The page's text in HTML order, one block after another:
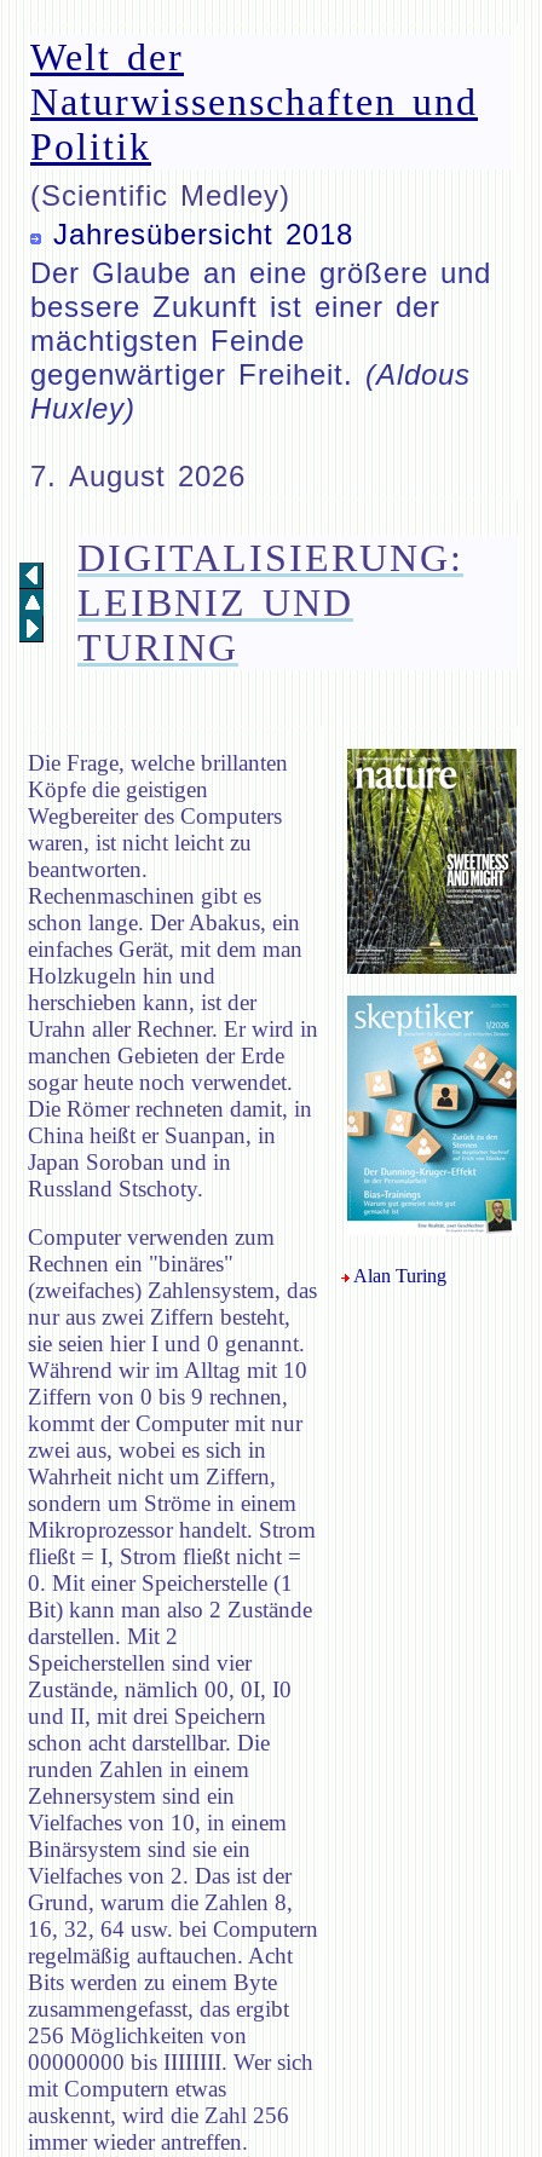
Welt der
Naturwissenschaften und
Politik
(Scientific Medley)
Jahresübersicht 2018
Der Glaube an eine größere und
bessere Zukunft ist einer der
mächtigsten Feinde
gegenwärtiger Freiheit. (Aldous
Huxley)
7. August 2026
DIGITALISIERUNG:
LEIBNIZ UND
TURING
Die Frage, welche brillanten
Köpfe die geistigen
Wegbereiter des Computers
waren, ist nicht leicht zu
beantworten.
Rechenmaschinen gibt es
schon lange. Der Abakus, ein
einfaches Gerät, mit dem man
Holzkugeln hin und
herschieben kann, ist der
Urahn aller Rechner. Er wird in
manchen Gebieten der Erde
sogar heute noch verwendet.
Die Römer rechneten damit, in
China heißt er Suanpan, in
Japan Soroban und in
Russland Stschoty.
Computer verwenden zum
Rechnen ein "binäres"
(zweifaches) Zahlensystem, das
nur aus zwei Ziffern besteht,
sie seien hier I und 0 genannt.
Während wir im Alltag mit 10
Ziffern von 0 bis 9 rechnen,
kommt der Computer mit nur
zwei aus, wobei es sich in
Wahrheit nicht um Ziffern,
sondern um Ströme in einem
Mikroprozessor handelt. Strom
fließt = I, Strom fließt nicht =
0. Mit einer Speicherstelle (1
Bit) kann man also 2 Zustände
darstellen. Mit 2
Speicherstellen sind vier
Zustände, nämlich 00, 0I, I0
und II, mit drei Speichern
schon acht darstellbar. Die
runden Zahlen in einem
Zehnersystem sind ein
Vielfaches von 10, in einem
Binärsystem sind sie ein
Vielfaches von 2. Das ist der
Grund, warum die Zahlen 8,
16, 32, 64 usw. bei Computern
regelmäßig auftauchen. Acht
Bits werden zu einem Byte
zusammengefasst, das ergibt
256 Möglichkeiten von
00000000 bis IIIIIIII. Wer sich
mit Computern etwas
auskennt, wird die Zahl 256
immer wieder antreffen.
Alan Turing